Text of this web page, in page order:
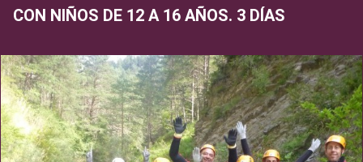
CON NIÑOS DE 12 A 16 AÑOS. 3 DÍAS